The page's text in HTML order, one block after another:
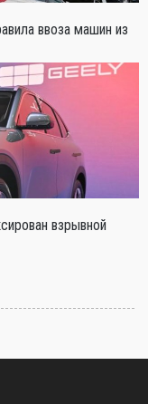
ввоза машин из
взрывной